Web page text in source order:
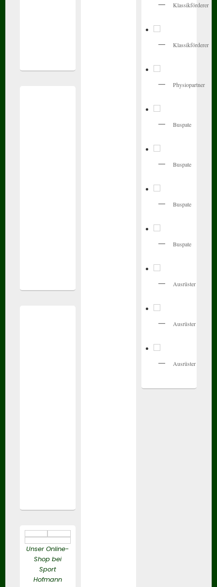
Unser Online-
Shop bei
Sport
Hofmann
Klassikförderer
Klassikförderer
Physiopartner
Buspate
Buspate
Buspate
Buspate
Ausrüster
Ausrüster
Ausrüster